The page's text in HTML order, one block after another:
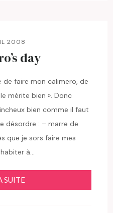
2008
day
de faire mon calimero, de
mérite bien ». Donc
bien comme il faut
désordre : – marre de
que je sors faire mes
à…
SUITE